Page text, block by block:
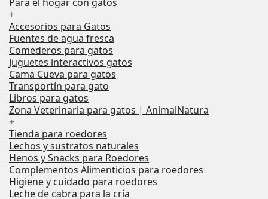
+
Accesorios para Gatos
Fuentes de agua fresca
Comederos para gatos
Juguetes interactivos gatos
Cama Cueva para gatos
Transportín para gato
Libros para gatos
Zona Veterinaria para gatos | AnimalNatura
+
Tienda para roedores
Lechos y sustratos naturales
Henos y Snacks para Roedores
Complementos Alimenticios para roedores
Higiene y cuidado para roedores
Leche de cabra para la cría